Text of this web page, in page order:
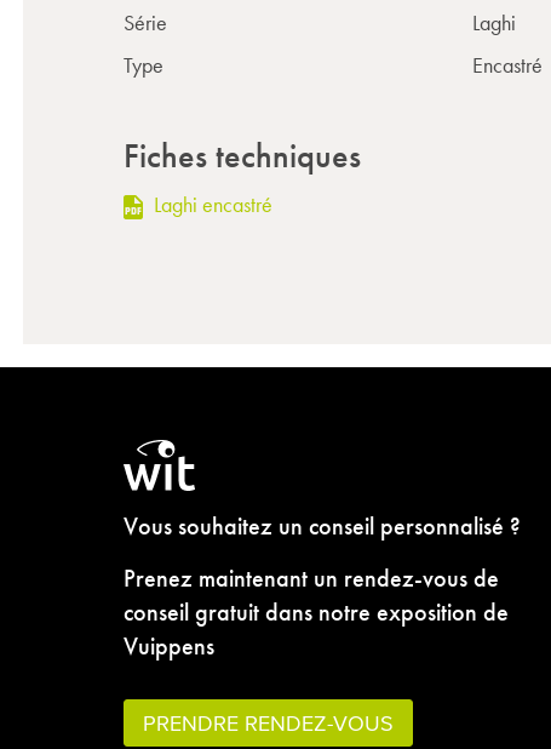
Série
Laghi
Type
Encastré
Fiches techniques
Laghi encastré
Vous souhaitez un conseil personnalisé ?
Prenez maintenant un rendez-vous de
conseil gratuit dans notre exposition de
Vuippens
PRENDRE RENDEZ-VOUS